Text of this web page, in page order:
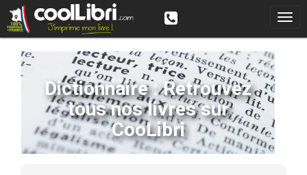
Dictionnaire : Retrouvez
tous nos livres sur
CooLibri